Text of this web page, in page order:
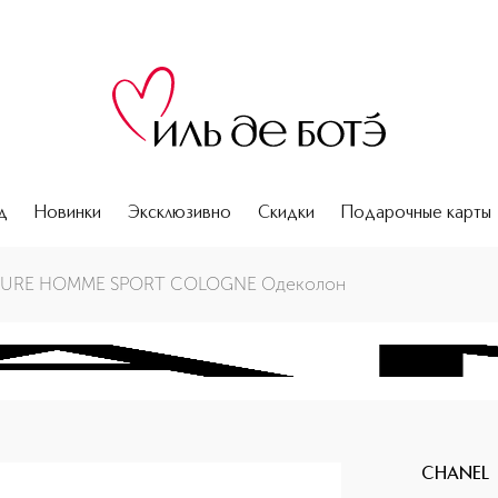
Новинки Эксклюзивно Скидки Подарочные карты
HOMME SPORT COLOGNE Одеколон
CHANEL